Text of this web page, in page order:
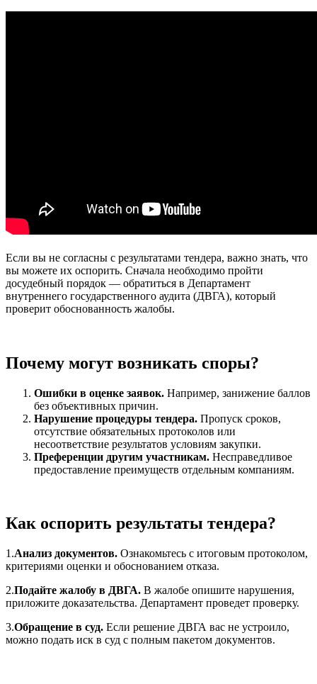
Если вы не согласны с результатами тендера, важно знать, что
вы можете их оспорить. Сначала необходимо пройти
досудебный порядок — обратиться в Департамент
внутреннего государственного аудита (ДВГА), который
проверит обоснованность жалобы.
Почему могут возникать споры?
Ошибки в оценке заявок. Например, занижение баллов
без объективных причин.
Нарушение процедуры тендера. Пропуск сроков,
отсутствие обязательных протоколов или
несоответствие результатов условиям закупки.
Преференции другим участникам. Несправедливое
предоставление преимуществ отдельным компаниям.
Как оспорить результаты тендера?
1.Анализ документов. Ознакомьтесь с итоговым протоколом,
критериями оценки и обоснованием отказа.
2.Подайте жалобу в ДВГА. В жалобе опишите нарушения,
приложите доказательства. Департамент проведет проверку.
3.Обращение в суд. Если решение ДВГА вас не устроило,
можно подать иск в суд с полным пакетом документов.